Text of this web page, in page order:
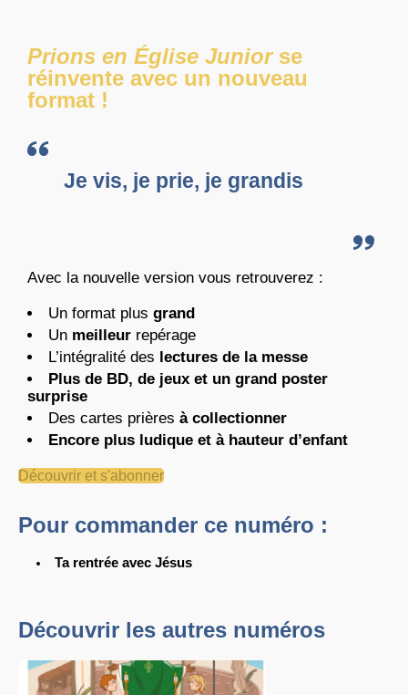
Prions en Église Juniorse
réinvente avec un nouveau
format !
Je vis, je prie, je grandis
Avec la nouvelle version vous retrouverez :
Un format plus grand
Un meilleur repérage
L’intégralité des lectures de la messe
Plus de BD, de jeux et un grand poster
surprise
Des cartes prières à collectionner
Encore plus ludique et à hauteur d’enfant
Découvrir et s'abonner
Pour commander ce numéro :
Ta rentrée avec Jésus
Découvrir les autres numéros